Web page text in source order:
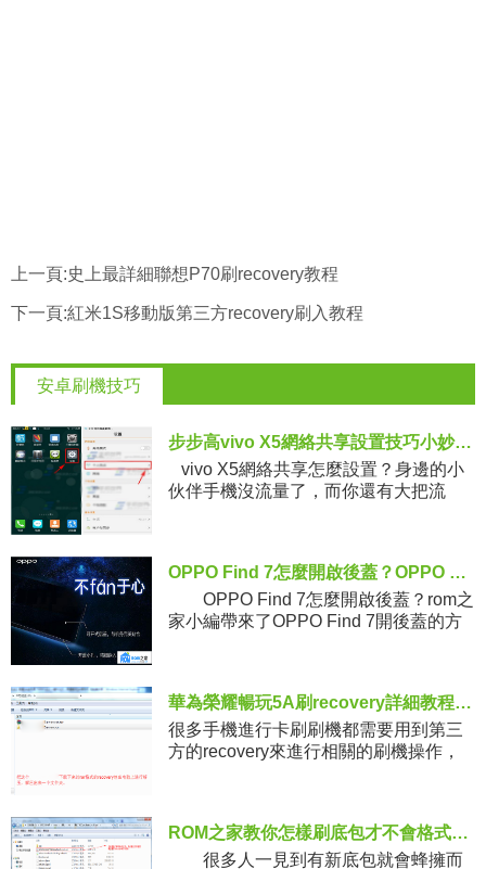
上一頁:史上最詳細聯想P70刷recovery教程
下一頁:紅米1S移動版第三方recovery刷入教程
安卓刷機技巧
步步高vivo X5網絡共享設置技巧小妙招分享
vivo X5網絡共享怎麼設置？身邊的小
伙伴手機沒流量了，而你還有大把流
OPPO Find 7怎麼開啟後蓋？OPPO Find 7後蓋開啟方法
OPPO Find 7怎麼開啟後蓋？rom之
家小編帶來了OPPO Find 7開後蓋的方
華為榮耀暢玩5A刷recovery詳細教程 第三方recovery下載
很多手機進行卡刷刷機都需要用到第三
方的recovery來進行相關的刷機操作，
ROM之家教你怎樣刷底包才不會格式化閃存數據
很多人一見到有新底包就會蜂擁而